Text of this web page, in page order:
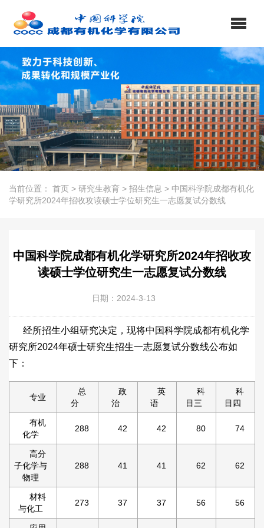
当前位置： 首页 > 研究生教育 > 招生信息 > 中国科学院成都有机化
学研究所2024年招收攻读硕士学位研究生一志愿复试分数线
中国科学院成都有机化学研究所2024年招收攻
读硕士学位研究生一志愿复试分数线
日期：2024-3-13
经所招生小组研究决定，现将中国科学院成都有机化学
研究所2024年硕士研究生招生一志愿复试分数线公布如
下：
专业
总
分
政
治
英
语
科
目三
科
目四
有机
化学
288 42 42 80 74
高分
子化学与
物理
288 41 41 62 62
材料
与化工
273 37 37 56 56